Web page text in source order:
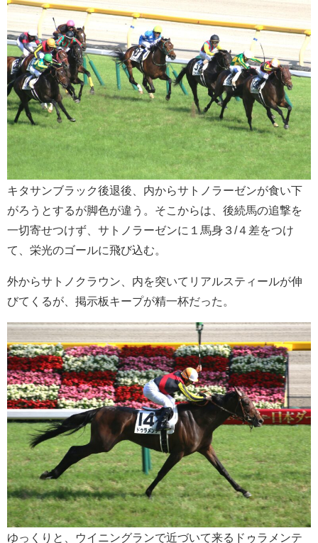
キタサンブラック後退後、内からサトノラーゼンが食い下
がろうとするが脚色が違う。そこからは、後続馬の追撃を
一切寄せつけず、サトノラーゼンに１馬身３/４差をつけ
て、栄光のゴールに飛び込む。
外からサトノクラウン、内を突いてリアルスティールが伸
びてくるが、掲示板キープが精一杯だった。
ゆっくりと、ウイニングランで近づいて来るドゥラメンテ